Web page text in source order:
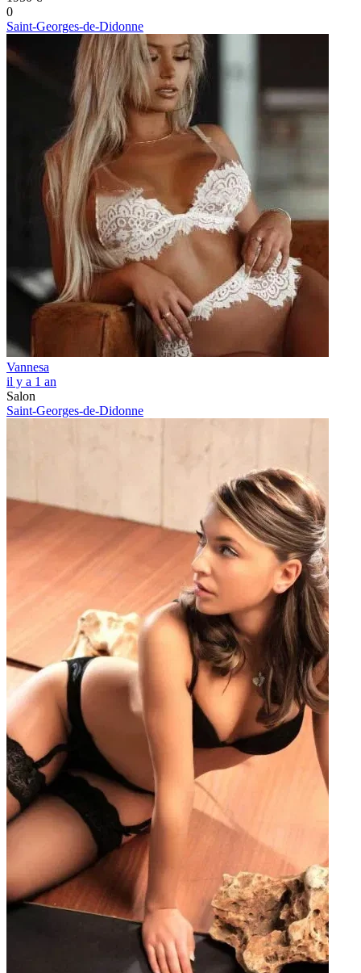
0
Saint-Georges-de-Didonne
Vannesa
il y a 1 an
Salon
Saint-Georges-de-Didonne